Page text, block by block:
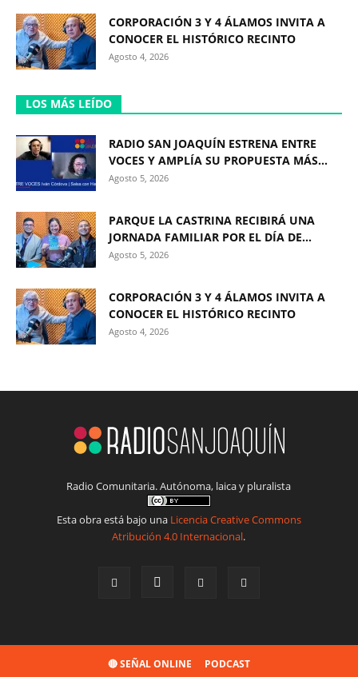
CORPORACIÓN 3 Y 4 ÁLAMOS INVITA A
CONOCER EL HISTÓRICO RECINTO
Agosto 4, 2026
LOS MÁS LEÍDO
RADIO SAN JOAQUÍN ESTRENA ENTRE
VOCES Y AMPLÍA SU PROPUESTA MÁS...
Agosto 5, 2026
PARQUE LA CASTRINA RECIBIRÁ UNA
JORNADA FAMILIAR POR EL DÍA DE...
Agosto 5, 2026
CORPORACIÓN 3 Y 4 ÁLAMOS INVITA A
CONOCER EL HISTÓRICO RECINTO
Agosto 4, 2026
Radio Comunitaria. Autónoma, laica y pluralista
Esta obra está bajo una Licencia Creative Commons
Atribución 4.0 Internacional.
🔴 SEÑAL ONLINE PODCAST